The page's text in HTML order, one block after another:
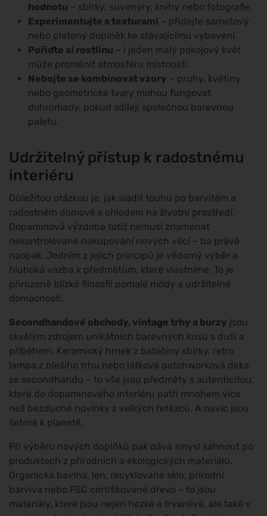
hodnotu – sbírky, suvenýry, knihy nebo fotografie.
Experimentujte s texturami – přidejte sametový
nebo pletený doplněk ke stávajícímu vybavení.
Pořiďte si rostlinu – i jeden malý pokojový květ
může proměnit atmosféru místnosti.
Nebojte se kombinovat vzory – pruhy, květiny
nebo geometrické tvary mohou fungovat
dohromady, pokud sdílejí společnou barevnou
paletu.
Udržitelný přístup k radostnému
interiéru
Důležitou otázkou je, jak sladit touhu po barvitém a
radostném domově s ohledem na životní prostředí.
Dopaminová výzdoba totiž nemusí znamenat
nekontrolované nakupování nových věcí – ba právě
naopak. Jedním z jejích principů je vědomý výběr a
hluboká vazba k předmětům, které vlastníme. To je
přirozeně blízké filozofii pomalé módy a udržitelné
domácnosti.
Secondhandové obchody, vintage trhy a burzy jsou
skvělým zdrojem unikátních barevných kusů s duší a
příběhem. Keramický hrnek z babičiny sbírky, retro
lampa z blešího trhu nebo látková patchworková deka
ze secondhandu – to vše jsou předměty s autenticitou,
které do dopaminového interiéru patří mnohem více
než bezduché novinky z velkých řetězců. A navíc jsou
šetrné k planetě.
Při výběru nových doplňků pak dává smysl sáhnout po
produktech z přírodních a ekologických materiálů.
Organická bavlna, len, recyklované sklo, přírodní
barviva nebo FSC certifikované dřevo – to jsou
materiály, které jsou nejen hezké a trvanlivé, ale také v